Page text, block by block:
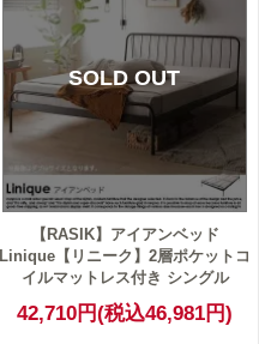
SOLD OUT
【RASIK】アイアンベッド
Linique【リニーク】2層ポケットコ
イルマットレス付き シングル
42,710円(税込46,981円)